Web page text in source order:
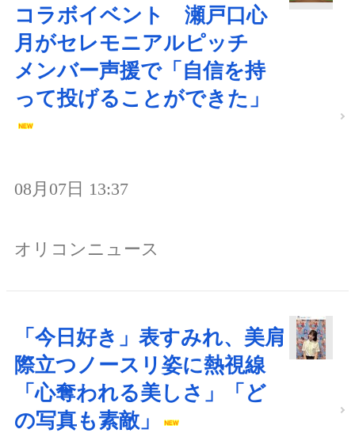
コラボイベント 瀬戸口心
月がセレモニアルピッチ
メンバー声援で「自信を持
って投げることができた」
08月07日 13:37
オリコンニュース
「今日好き」表すみれ、美肩
際立つノースリ姿に熱視線
「心奪われる美しさ」「ど
の写真も素敵」